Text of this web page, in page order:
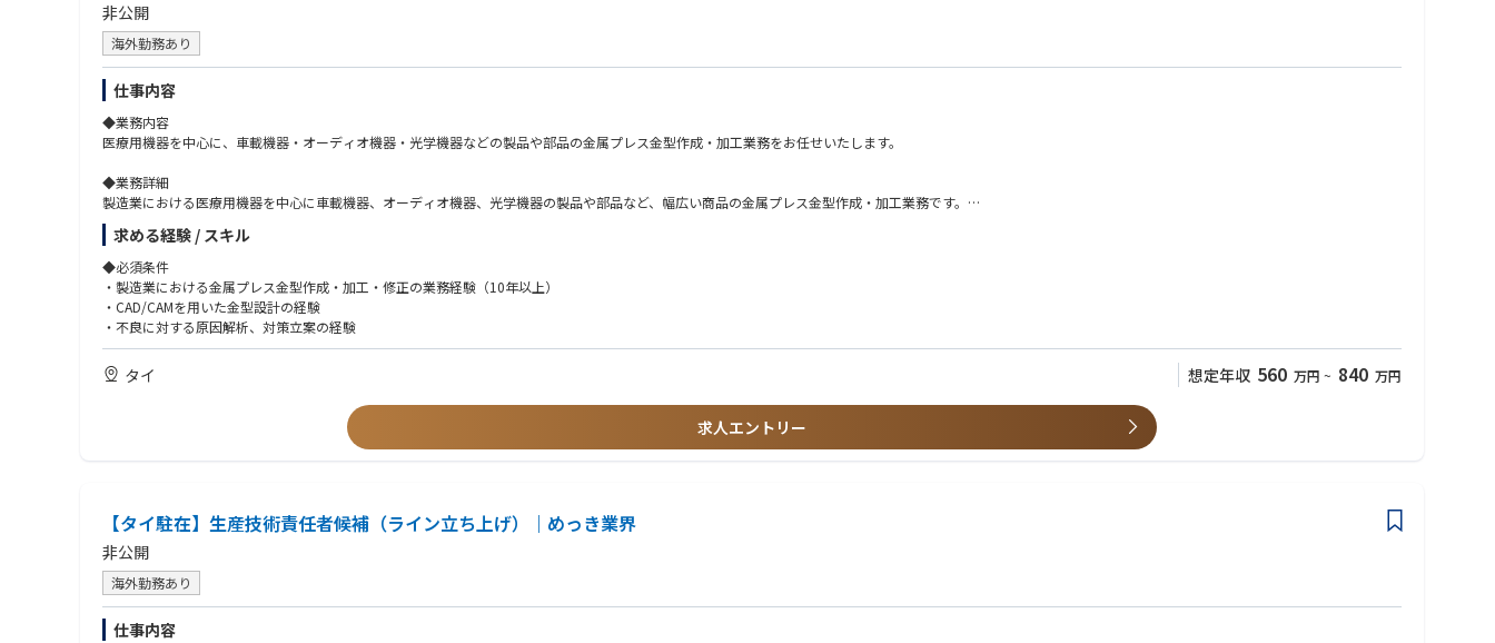
※海外現地法人勤務・海外プロジェクト業務希望の場合※
・海外企業へのRFP対応、プロジェクトマネジメント経験資格
《求める人物像》
1. ビジョン志向・業務領域拡張に意欲のある方
・新素材・先端技術・新しい構法を取り入れた建築表現や空間の可能性を切り拓きたい方
・大阪・名古屋・福岡などに拠点を置きながら、全国レベルの組織設計・建築コンサルティングに関わりたい方
2. 専門性・経験に裏打ちされた設計力とマネジメント力をお持ちの方
・高い設計技術力と、実施設計・法令対応を含む一連のプロセスに対応できる実務力をお持ちの方
・オフィス、生産施設、商業、ホテル、研究所、データセンターなど多様な用途の設計経験がある方
・設計責任者・プロジェクトリーダーとしての経験・資質があり、設計チームを主導・育成できる方
・複数の案件を俯瞰しながら、アサイン計画・渉外業務・利益管理・業務推進を担った経験をお持ちの方
3. クライアント志向・チーム志向で設計に向き合える方
・クライアントの経営課題・CRE戦略を理解し、上流からの建築的ソリューションを構想・提案できる方
・経営層との対話やプレゼンにおいて信頼関係を築けるコミュニケーション力がある方
・社内外の多様な関係者と連携しながら、合意形成やプロセス設計を主体的に進められる方
・チームワークを大切にし、自身の専門性を共有・展開しながら、組織としての成果を志向できる方
4. 自走力・主体性・柔軟性を兼ね備えた方
海外拠点・海外プロジェクト業務希望の場合は下記の点も求めます
・強力なリーダーシップを発揮し、チームを目標達成へと導くことができる方
・困難な状況においても、自律的に状況を管理し、必要な連携・サポートを得ながら課題解決を推進できる方
・現地のスタッフを真の仲間として尊重し、一体感のある組織づくりに貢献できる方
非公開
海外勤務あり
仕事内容
◆業務内容
医療用機器を中心に、車載機器・オーディオ機器・光学機器などの製品や部品の金属プレス金型作成・加工業務をお任せいたします。
◆業務詳細
製造業における医療用機器を中心に車載機器、オーディオ機器、光学機器の製品や部品など、幅広い商品の金属プレス金型作成・加工業務です。
お客様から依頼があった図面をもとに金型を作成し、金属をプレス加工し、不具合の検知から改良のための金型修正など、トライアンドエラーを何度か繰り返し、形成・加工していく業務です。
※数か月の国内研修を受けたのち、タイ工場へ赴任していただく予定です。
◆当社の特徴・魅力
あらゆる分野（医療用、車載用、デジタルオーディオ機器用、光学機器用、住宅建材部品等）に関わる部品の開発から完成品まで、東京を拠点とし、生産工場はタイにてグローバルに展開しております。各製品はその
高い品質から評価を受けて、大手メーカー各社に採用されております。そのような当社であくなき技術への挑戦、低価格、高品質、環境に配慮したモノづくりに向け、日本を代表するメーカーとともにより良い製品づ
・2023年地域別利益ランキング葛飾区1位（TSR情報）
・国内唯一の技術力で大手メーカーから高い信頼を獲得
・高品質技術で業界トップクラスの信頼性。
求める経験 / スキル
◆必須条件
・製造業における金属プレス金型作成・加工・修正の業務経験（10年以上）
・CAD/CAMを用いた金型設計の経験
・不良に対する原因解析、対策立案の経験
タイ 想定年収 560 万円 ~ 840 万円
求人エントリー
【タイ駐在】生産技術責任者候補（ライン立ち上げ）｜めっき業界
非公開
海外勤務あり
仕事内容